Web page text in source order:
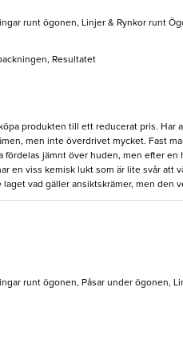
runt ögonen, Linjer & Rynkor runt
Resultatet
produkten till ett reducerat pris.
men inte överdrivet mycket. Fast
jämnt över huden, men efter
en viss kemisk lukt som är lite svår
vad gäller ansiktskrämer, men den
runt ögonen, Påsar under ögonen,